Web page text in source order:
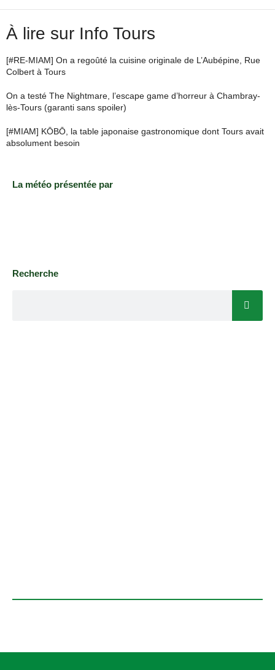
À lire sur Info Tours
[#RE-MIAM] On a regoûté la cuisine originale de L’Aubépine, Rue
Colbert à Tours
On a testé The Nightmare, l’escape game d’horreur à Chambray-
lès-Tours (garanti sans spoiler)
[#MIAM] KŌBŌ, la table japonaise gastronomique dont Tours avait
absolument besoin
La météo présentée par
Recherche